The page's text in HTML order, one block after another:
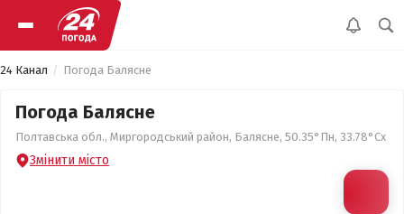
24 Канал Погода Балясне
Погода Балясне
Полтавська обл., Миргородський район, Балясне, 50.35°Пн, 33.78°Сх
Змінити місто